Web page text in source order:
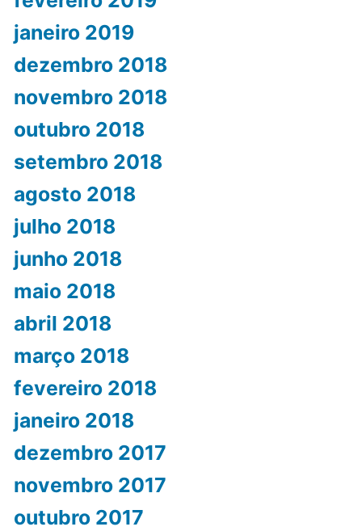
janeiro 2019
dezembro 2018
novembro 2018
outubro 2018
setembro 2018
agosto 2018
julho 2018
junho 2018
maio 2018
abril 2018
março 2018
fevereiro 2018
janeiro 2018
dezembro 2017
novembro 2017
outubro 2017